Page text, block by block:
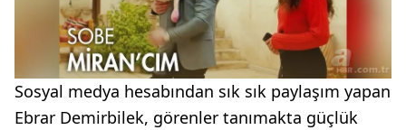
Sosyal medya hesabından sık sık paylaşım yapan
Ebrar Demirbilek, görenler tanımakta güçlük